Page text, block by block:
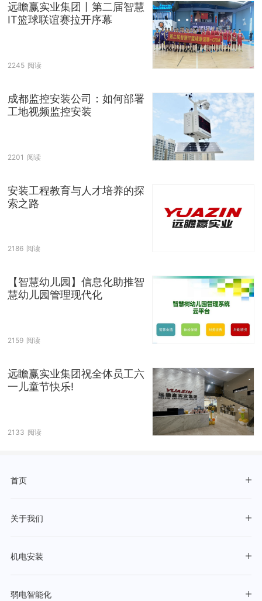
远瞻赢实业集团丨第二届智慧
IT篮球联谊赛拉开序幕
2245 阅读
成都监控安装公司：如何部署
工地视频监控安装
2201 阅读
安装工程教育与人才培养的探
索之路
2186 阅读
【智慧幼儿园】信息化助推智
慧幼儿园管理现代化
2159 阅读
远瞻赢实业集团祝全体员工六
一儿童节快乐!
2133 阅读
首页
关于我们
机电安装
弱电智能化